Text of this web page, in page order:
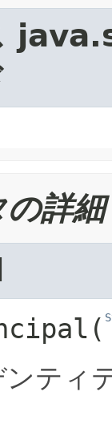
詳細
​(
ンテ